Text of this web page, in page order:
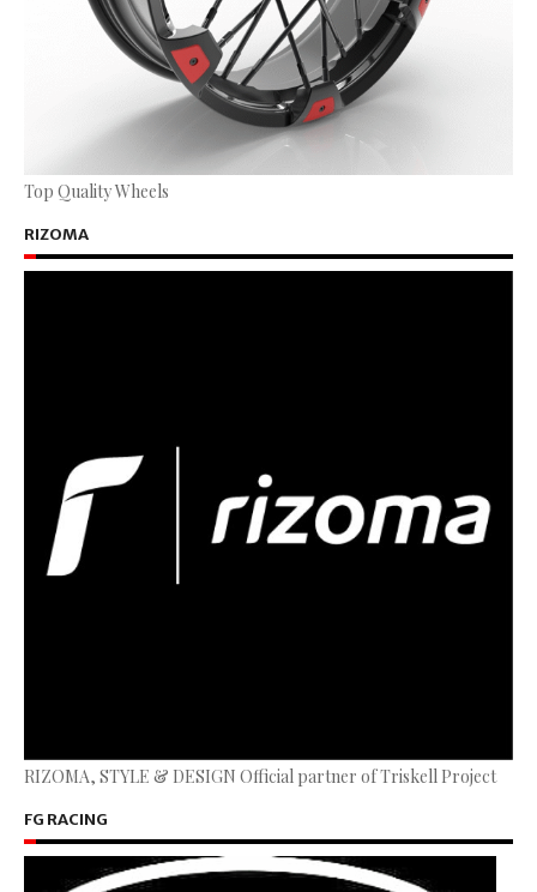
Top Quality Wheels
RIZOMA
RIZOMA, STYLE & DESIGN Official partner of Triskell Project
FG RACING